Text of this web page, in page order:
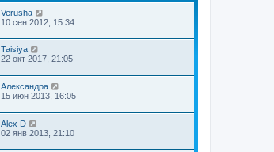
Verusha
10 сен 2012, 15:34
Taisiya
22 окт 2017, 21:05
Александра
15 июн 2013, 16:05
Alex D
02 янв 2013, 21:10